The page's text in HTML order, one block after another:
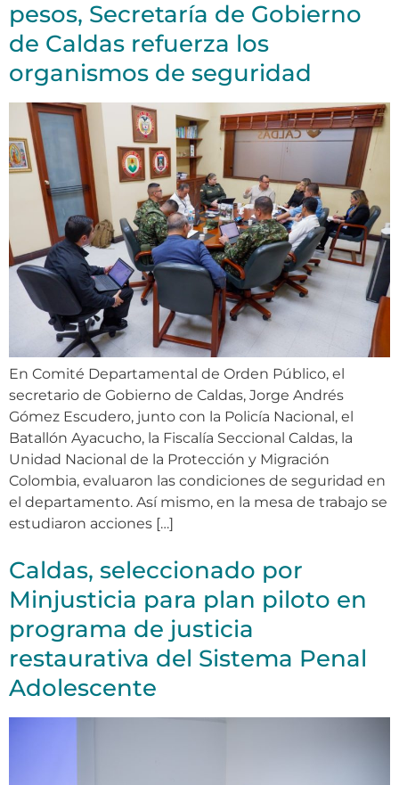
pesos, Secretaría de Gobierno
de Caldas refuerza los
organismos de seguridad
En Comité Departamental de Orden Público, el
secretario de Gobierno de Caldas, Jorge Andrés
Gómez Escudero, junto con la Policía Nacional, el
Batallón Ayacucho, la Fiscalía Seccional Caldas, la
Unidad Nacional de la Protección y Migración
Colombia, evaluaron las condiciones de seguridad en
el departamento. Así mismo, en la mesa de trabajo se
estudiaron acciones […]
Caldas, seleccionado por
Minjusticia para plan piloto en
programa de justicia
restaurativa del Sistema Penal
Adolescente